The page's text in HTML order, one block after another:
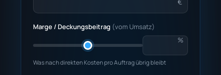
Marge / Deckungsbeitrag (vom Umsatz)
%
Was nach direkten Kosten pro Auftrag übrig bleibt